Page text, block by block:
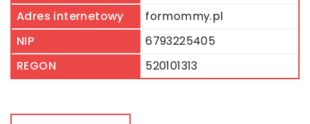
Adres internetowy
formommy.pl
NIP
6793225405
REGON
520101313